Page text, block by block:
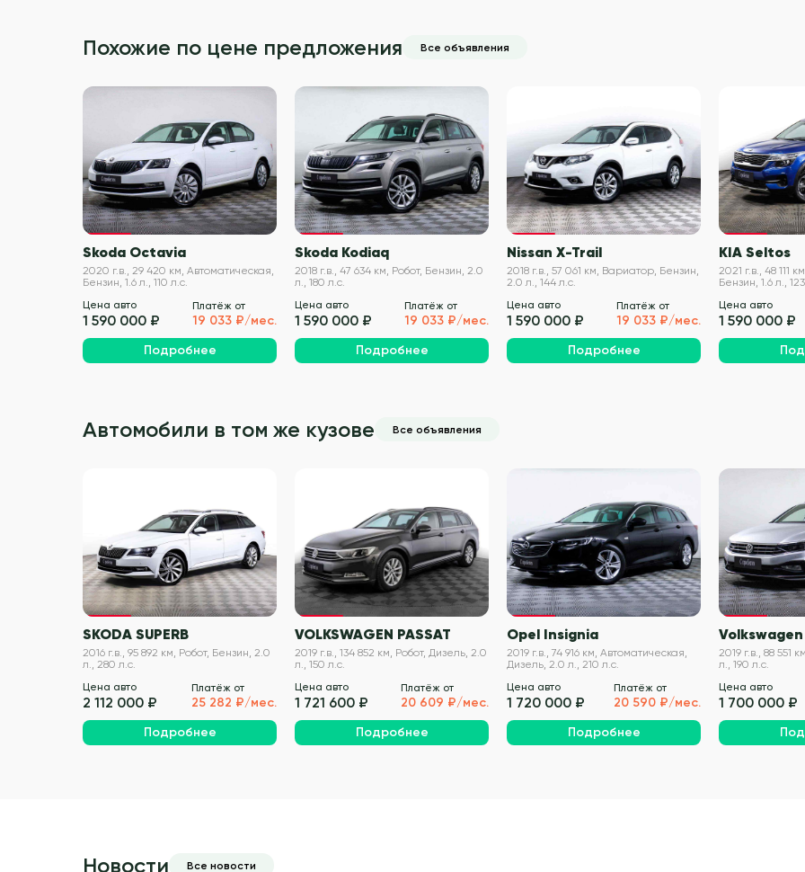
Похожие по цене предложения Все объявления
VIN проверен
Skoda Octavia
2020 г.в., 29 420 км, Автоматическая,
Бензин, 1.6 л., 110 л.с.
Цена авто
1 590 000 ₽
Платёж от
19 033 ₽/мес.
Подробнее
VIN проверен
Skoda Kodiaq
2018 г.в., 47 634 км, Робот, Бензин, 2.0
л., 180 л.с.
Цена авто
1 590 000 ₽
Платёж от
19 033 ₽/мес.
Подробнее
VIN проверен
Nissan X-Trail
2018 г.в., 57 061 км, Вариатор, Бензин,
2.0 л., 144 л.с.
Цена авто
1 590 000 ₽
Платёж от
19 033 ₽/мес.
Подробнее
KIA Seltos
2021 г.в., 48 111
Бензин, 1.6 л.,
Цена авто
1 590 000 ₽
Автомобили в том же кузове Все объявления
VIN проверен
SKODA SUPERB
2016 г.в., 95 892 км, Робот, Бензин, 2.0
л., 280 л.с.
Цена авто
2 112 000 ₽
Платёж от
25 282 ₽/мес.
Подробнее
VIN проверен
VOLKSWAGEN PASSAT
2019 г.в., 134 852 км, Робот, Дизель, 2.0
л., 150 л.с.
Цена авто
1 721 600 ₽
Платёж от
20 609 ₽/мес.
Подробнее
VIN проверен
Opel Insignia
2019 г.в., 74 916 км, Автоматическая,
Дизель, 2.0 л., 210 л.с.
Цена авто
1 720 000 ₽
Платёж от
20 590 ₽/мес.
Подробнее
2019 г.в., 88 551
л., 190 л.с.
Цена авто
1 700 000 ₽
Новости Все новости